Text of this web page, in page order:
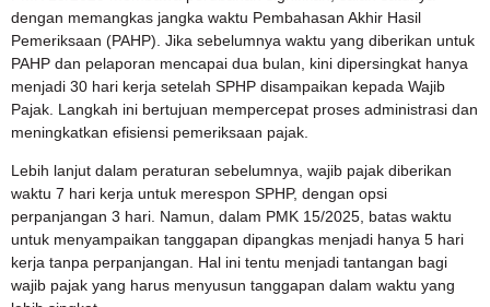
dengan memangkas jangka waktu Pembahasan Akhir Hasil
Pemeriksaan (PAHP). Jika sebelumnya waktu yang diberikan untuk
PAHP dan pelaporan mencapai dua bulan, kini dipersingkat hanya
menjadi 30 hari kerja setelah SPHP disampaikan kepada Wajib
Pajak. Langkah ini bertujuan mempercepat proses administrasi dan
meningkatkan efisiensi pemeriksaan pajak.
Lebih lanjut dalam peraturan sebelumnya, wajib pajak diberikan
waktu 7 hari kerja untuk merespon SPHP, dengan opsi
perpanjangan 3 hari. Namun, dalam PMK 15/2025, batas waktu
untuk menyampaikan tanggapan dipangkas menjadi hanya 5 hari
kerja tanpa perpanjangan. Hal ini tentu menjadi tantangan bagi
wajib pajak yang harus menyusun tanggapan dalam waktu yang